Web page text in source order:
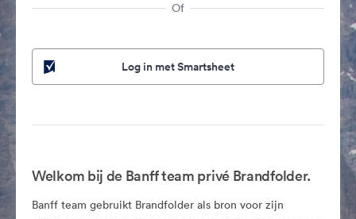
Of
Log in met Smartsheet
Welkom bij de Banff team privé Brandfolder.
Banff team gebruikt Brandfolder als bron voor zijn